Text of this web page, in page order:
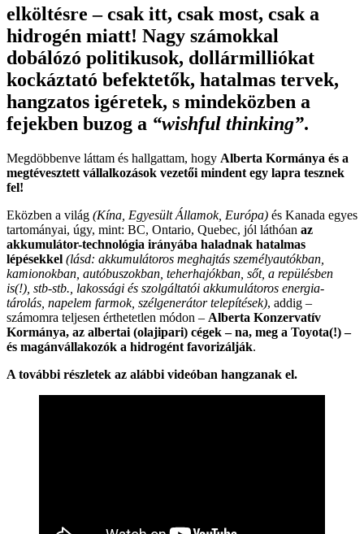
elköltésre – csak itt, csak most, csak a
hidrogén miatt! Nagy számokkal
dobálózó politikusok, dollármilliókat
kockáztató befektetők, hatalmas tervek,
hangzatos igéretek, s mindeközben a
fejekben buzog a “wishful thinking”.
Megdöbbenve láttam és hallgattam, hogy Alberta Kormánya és a
megtévesztett vállalkozások vezetői mindent egy lapra tesznek
fel!
Eközben a világ (Kína, Egyesült Államok, Európa) és Kanada egyes
tartományai, úgy, mint: BC, Ontario, Quebec, jól láthóan az
akkumulátor-technológia irányába haladnak hatalmas
lépésekkel (lásd: akkumulátoros meghajtás személyautókban,
kamionokban, autóbuszokban, teherhajókban, sőt, a repülésben
is(!), stb-stb., lakossági és szolgáltatói akkumulátoros energia-
tárolás, napelem farmok, szélgenerátor telepítések), addig –
számomra teljesen érthetetlen módon – Alberta Konzervatív
Kormánya, az albertai (olajipari) cégek – na, meg a Toyota(!) –
és magánvállakozók a hidrogént favorizálják.
A további részletek az alábbi videóban hangzanak el.